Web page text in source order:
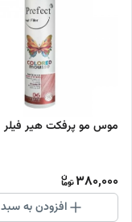
موس مو پرفکت هیر فیلر
380,000
افزودن به سبد